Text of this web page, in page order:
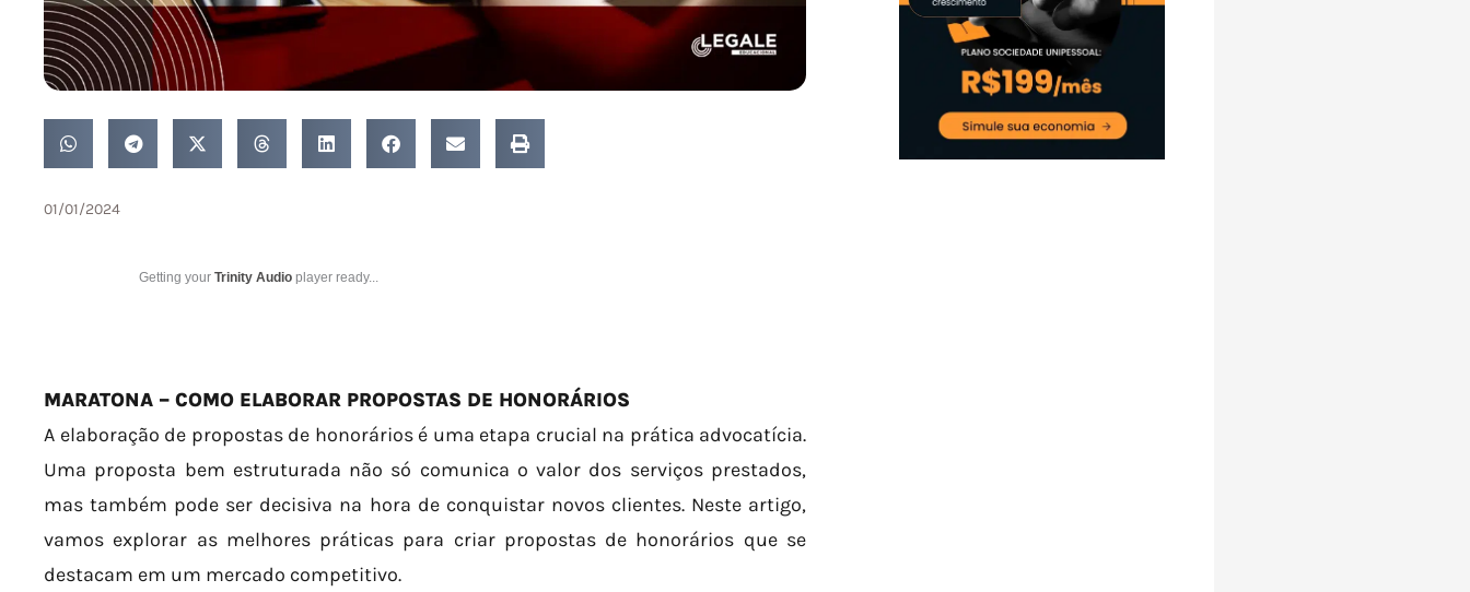
01/01/2024
Getting your Trinity Audio player ready...
MARATONA – COMO ELABORAR PROPOSTAS DE HONORÁRIOS
A elaboração de propostas de honorários é uma etapa crucial na prática advocatícia.
Uma proposta bem estruturada não só comunica o valor dos serviços prestados,
mas também pode ser decisiva na hora de conquistar novos clientes. Neste artigo,
vamos explorar as melhores práticas para criar propostas de honorários que se
destacam em um mercado competitivo.